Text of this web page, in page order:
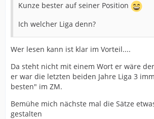
Kunze bester auf seiner Position
Ich welcher Liga denn?
Wer lesen kann ist klar im Vorteil....
Da steht nicht mit einem Wort er wäre
er war die letzten beiden Jahre Liga 3
besten" im ZM.
Bemühe mich nächste mal die Sätze
gestalten